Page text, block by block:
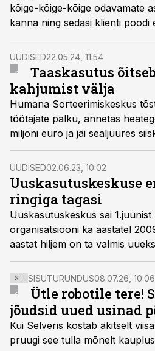
kõige-kõige-kõige odavamate
kanna ning sedasi klienti poodi
UUDISED22.05.24, 11:54
Taaskasutus
kahjumist välja
Humana Sorteerimiskeskus
töötajate palku, annetas
miljoni euro ja jäi sealjuures
UUDISED02.06.23, 10:02
Uuskasutuskeskuse
ringiga tagasi
Uuskasutuskeskus sai
organisatsiooni ka aastatel
aastat hiljem on ta valmis
ST SISUTURUNDUS08.07.26, 10:06
Ütle robotile tere!
jõudsid uued usinad
Kui Selveris kostab äkitselt
pruugi see tulla mõnelt